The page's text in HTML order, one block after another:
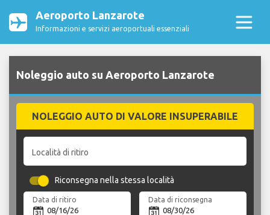
Aeroporto Lanzarote
Informazioni e servizi aeroportuali essenziali
Noleggio auto su Aeroporto Lanzarote
NOLEGGIO AUTO DI VALORE INSUPERABILE
Località di ritiro
Riconsegna nella stessa località
Data di ritiro Data di riconsegna